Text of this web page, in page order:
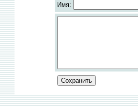
Имя: